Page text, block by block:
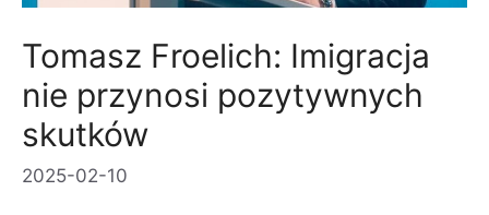
Tomasz Froelich: Imigracja
nie przynosi pozytywnych
skutków
2025-02-10